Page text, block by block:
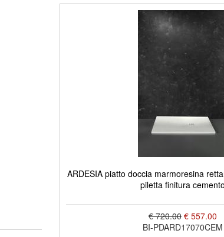
ARDESIA piatto doccia marmoresina
piletta finitura cemento
€ 720.00 € 557.00
BI-PDARD17070CEM